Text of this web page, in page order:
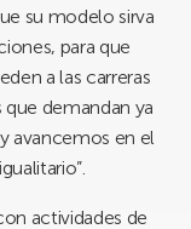
su modelo sirva
para que
a las carreras
demandan ya
avancemos en el
actividades de